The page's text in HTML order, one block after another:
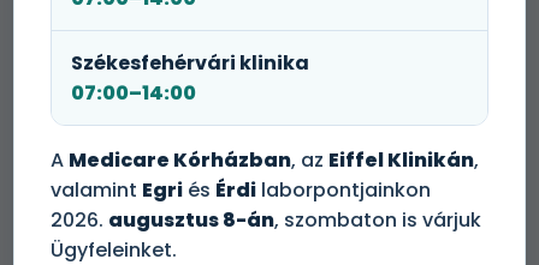
– a laborvizsgálatokat elrendelő – szakorvosától vagy
kezelőáorvostól kap.
Minden laborvizsgálati eredménnyel keresse fel
kezelőorvosát!
Időpontot foglalok!
Székesfehérvári klinika
07:00–14:00
A Medicare Kórházban, az Eiffel Klinikán,
valamint Egri és Érdi laborpontjainkon
2026. augusztus 8-án, szombaton is várjuk
Ügyfeleinket.